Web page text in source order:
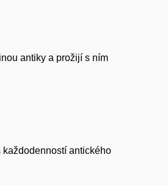
antiky a prožijí s ním
každodenností antického